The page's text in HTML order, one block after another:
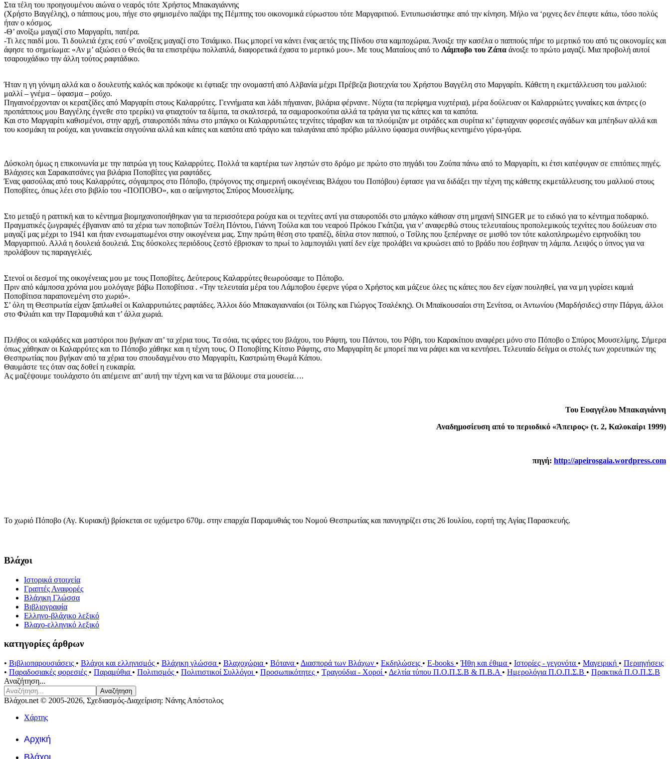
Στα τέλη του προηγουμένου αιώνα ο νεαρός τότε Χρήστος Μπακαγιάννης
(Χρήστο Βαγγέλης), ο πάππους μου, πήγε στο φημισμένο παζάρι της Πέμπτης του οικονομικά εύρωστου τότε Μαργαριτιού. Εντυπωσιάστηκε από την κίνηση. Μήλο να ‘ριχνες δεν έπεφτε κάτω, τόσο πολύς
ήταν ο κόσμος.
-Θ’ ανοίξω μαγαζί στο Μαργαρίτι, πατέρα.
-Τι λες παιδί μου. Τι δουλειά έχεις εσύ ν’ ανοίξεις μαγαζί στο Τσιάμικο. Πως μπορεί να κάνει ένας αετός της Πίνδου στα καμποχώρια. Άνοιξε την κασέλα ο παππούς πήρε το μερτικό του από τις οικονομίες και
άφησε το σημείωμα: «Αν μ’ αξιώσει ο Θεός θα τα επιστρέψω πολλαπλά, διαφορετικά έχασα το μερτικό μου». Με τους Ματαίους από το Λάμποβο του Ζάπα άνοιξε το πρώτο μαγαζί. Μια προβολή αυτοί
τσαρουχάδικο την άλλη τούτος ραφτάδικο.
Ήταν η γη γόνιμη αλλά και ο δουλευτής καλός και πρόκοψε κι έφτιαξε την ονομαστή από Αλβανία μέχρι Πρέβεζα βιοτεχνία του Χρήστου Βαγγέλη στο Μαργαρίτι. Κάθετη η εκμετάλλευση του μαλλιού:
μαλλί – γνέμα – ύφασμα – ρούχο.
Πηγαινοέρχονταν οι κερατζίδες από Μαργαρίτι στους Καλαρρύτες. Γεννήματα και λάδι πήγαιναν, βιλάρια φέρνανε. Νύχτα (τα περίφημα νυχτέρια), μέρα δούλευαν οι Καλαρριώτες γυναίκες και άντρες (ο
προπάππους μου Βαγγέλης έγνεθε στο τρερίκι) να φτιαχτούν τα δίμιτα, τα σκαλτσερά, τα σαμαροσκούτια αλλά τα τράγια για τις κάπες και τα καπότα.
Και στο Μαργαρίτι καθισμένοι, στην αρχή, σταυροπόδι πάνω στο μπάγκο οι Καλαρρυτιώτες τεχνίτες τάραβαν και τα πλούμιζαν με οτράδες και συρίτια κι’ έφτιαχναν φορεσιές αγάδων και μπέηδων αλλά και
του κοσμάκη τα ρούχα, και γυναικεία σιγγούνια αλλά και κάπες και καπότα από τράγιο και ταλαγάνια από πρόβιο μάλλινο ύφασμα συνήθως κεντημένο γύρα-γύρα.
Δύσκολη όμως η επικοινωνία με την πατρώα γη τους Καλαρρύτες. Πολλά τα καρτέρια των ληστών στο δρόμο με πρώτο στο πηγάδι του Ζούπα πάνω από το Μαργαρίτι, κι έτσι κατέφυγαν σε επιτόπιες πηγές.
Βλάχισες και Σαρακατσάνες για βιλάρια Ποποβίτες για ραφτάδες.
Ένας φασούλας από τους Καλαρρύτες, σόγαμπρος στο Πόποβο, (πρόγονος της σημερινή οικογένειας Βλάχου του Ποπόβου) έφτασε για να διδάξει την τέχνη της κάθετης εκμετάλλευσης του μαλλιού στους
Ποποβίτες, όπως λέει στο βιβλίο του «ΠΟΠΟΒΟ», και ο αείμνηστος Σπύρος Μουσελίμης.
Στο μεταξύ η ραπτική και το κέντημα βιομηχανοποιήθηκαν για τα περισσότερα ρούχα και οι τεχνίτες αντί για σταυροπόδι στο μπάγκο κάθισαν στη μηχανή SINGΕR με το ειδικό για το κέντημα ποδαρικό.
Πραγματικές ζωγραφιές έβγαιναν από τα χέρια των ποποβιτών Τσέλη Πόντου, Γιάννη Τούλα και του νεαρού Πρόκου Γκάτζια, για ν’ αναφερθώ στους τελευταίους προπολεμικούς τεχνίτες που δούλευαν στο
μαγαζί μας μέχρι το 1941 και ήταν ενσωματωμένοι στην οικογένεια μας. Στην πρώτη θέση στο τραπέζι, δίπλα στον παππού, ο Τσίλης που ξεπέρναγε σε μισθό τον τότε καλοπληρωμένο ειρηνοδίκη του
Μαργαριτιού. Αλλά η δουλειά δουλειά. Στις δύσκολες περιόδους ζεστό έβρισκαν το πρωί το λαμπογιάλι γιατί δεν είχε προλάβει να κρυώσει από το βράδυ που έσβηναν τη λάμπα. Λειψός ο ύπνος για να
προλάβουν τις παραγγελιές.
Στενοί οι δεσμοί της οικογένειας μου με τους Ποποβίτες. Δεύτερους Καλαρρύτες θεωρούσαμε το Πόποβο.
Πριν από κάμποσα χρόνια μου μολόγαγε βάβω Ποποβίτισα . «Την τελευταία μέρα του Λάμποβου έφερνε γύρα ο Χρήστος και μάζευε όλες τις κάπες που δεν είχαν πουληθεί, για να μη γυρίσει καμιά
Ποποβίτισα παραπονεμένη στο χωριό».
Σ’ όλη τη Θεσπρωτία είχαν ξαπλωθεί οι Καλαρρυτιώτες ραφτάδες. Άλλοι δύο Μπακαγιανναίοι (οι Τόλης και Γιώργος Τσαλέκης). Οι Μπαϊκουσαίοι στη Σενίτσα, οι Αντωνίου (Μαρδήσιδες) στην Πάργα, άλλοι
στο Φιλιάτι και την Παραμυθιά και τ’ άλλα χωριά.
Πλήθος οι καλφάδες και μαστόροι που βγήκαν απ’ τα χέρια τους. Τα σόια, τις φάρες του βλάχου, του Ράφτη, του Πάντου, του Ρόβη, του Καρακίτιου αναφέρει μόνο στο Πόποβο ο Σπύρος Μουσελίμης. Σήμερα
όπως χάθηκαν οι Καλαρρύτες και το Πόποβο χάθηκε και η τέχνη τους. Ο Ποποβίτης Κίτσιο Ράφτης, στο Μαργαρίτη δε μπορεί πια να ράψει και να κεντήσει. Τελευταίο δείγμα οι στολές των χορευτικών της
Θεσπρωτίας που βγήκαν από τα χέρια του σπουδαγμένου στο Μαργαρίτι, Καστριώτη Θωμά Κάπου.
Θαυμάστε τες όταν σας δοθεί η ευκαιρία.
Ας μαζέψουμε τουλάχιστο ότι απέμεινε απ’ αυτή την τέχνη και να τα βάλουμε στα μουσεία….
Του Ευαγγέλου Μπακαγιάννη
Αναδημοσίευση από το περιοδικό «Άπειρος» (τ. 2, Καλοκαίρι 1999)
πηγή: http://apeirosgaia.wordpress.com
Το χωριό Πόποβο (Αγ. Κυριακή) βρίσκεται σε υχόμετρο 670μ. στην επαρχία Παραμυθιάς του Νομού Θεσπρωτίας και πανυγηρίζει στις 26 Ιουλίου, εορτή της Αγίας Παρασκευής.
Βλάχοι
Ιστορικά στοιχεία
Γραπτές Αναφορές
Βλάχικη Γλώσσα
Βιβλιογραφία
Ελληνο-βλάχικο λεξικό
Βλαχο-ελληνικό λεξικό
κατηγορίες άρθρων
• Βιβλιοπαρουσιάσεις • Βλάχοι και ελληνισμός • Βλάχικη γλώσσα • Βλαχοχώρια • Βότανα • Διασπορά των Βλάχων • Εκδηλώσεις • E-books •Ήθη και έθιμα • Ιστορίες - γεγονότα • Μαγειρική • Περιηγήσεις
• Παραδοσιακές φορεσιές • Παραμύθια • Πολιτισμός • Πολιτιστικοί Συλλόγοι • Προσωπικότητες • Τραγούδια - Χοροί • Δελτία τύπου Π.Ο.Π.Σ.Β & Π.Β.Α • Ημερολόγια Π.Ο.Π.Σ.Β • Πρακτικά Π.Ο.Π.Σ.Β
Αναζήτηση...
Αναζήτηση
Βλάχοι.net © 2005-2026, Σχεδιασμός-Διαχείριση: Νάνης Απόστολος
Χάρτης
Αρχική
Βλάχοι